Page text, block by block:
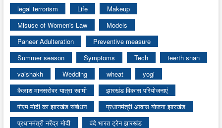
legal terrorism
Life
Makeup
Misuse of Women's Law
Models
Paneer Adulteration
Preventive measure
Summer season
Symptoms Tech
teerth snan
vaishakh
Wedding wheat
yogi
कैलाश मानसरोवर यात्रा स्वामी
झारखंड विकास परियोजनाएं
पीएम मोदी का झारखंड संबोधन
प्रधानमंत्री आवास योजना झारखंड
प्रधानमंत्री नरेंद्र मोदी
वंदे भारत ट्रेन झारखंड